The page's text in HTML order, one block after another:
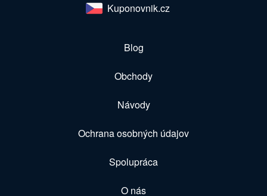
Kuponovnik.cz
Blog
Obchody
Návody
Ochrana osobných údajov
Spolupráca
O nás